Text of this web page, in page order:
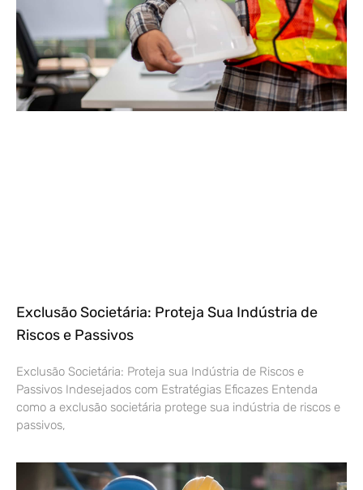
Exclusão Societária: Proteja Sua Indústria de
Riscos e Passivos
Exclusão Societária: Proteja sua Indústria de Riscos e
Passivos Indesejados com Estratégias Eficazes Entenda
como a exclusão societária protege sua indústria de riscos e
passivos,